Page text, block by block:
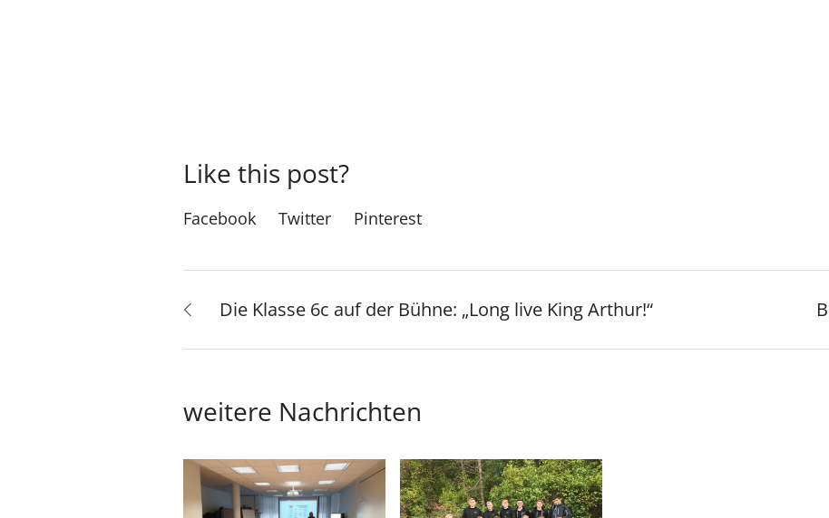
Like this post?
Facebook Twitter Pinterest
Die Klasse 6c auf der Bühne: „Long live King Arthur!“
weitere Nachrichten